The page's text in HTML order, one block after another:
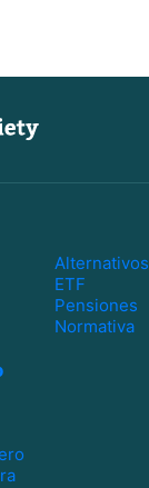
Alternativos
ETF
Pensiones
Normativa